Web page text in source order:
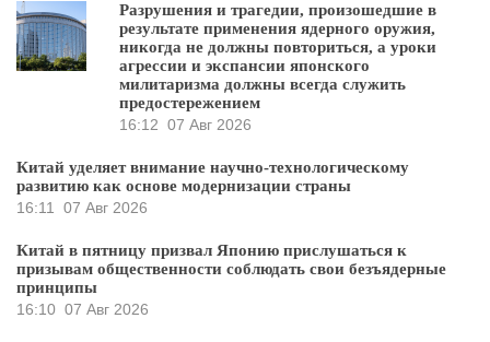
Разрушения и трагедии, произошедшие в
результате применения ядерного оружия,
никогда не должны повториться, а уроки
агрессии и экспансии японского
милитаризма должны всегда служить
предостережением
16:12 07 Авг 2026
Китай уделяет внимание научно-технологическому
развитию как основе модернизации страны
16:11 07 Авг 2026
Китай в пятницу призвал Японию прислушаться к
призывам общественности соблюдать свои безъядерные
принципы
16:10 07 Авг 2026